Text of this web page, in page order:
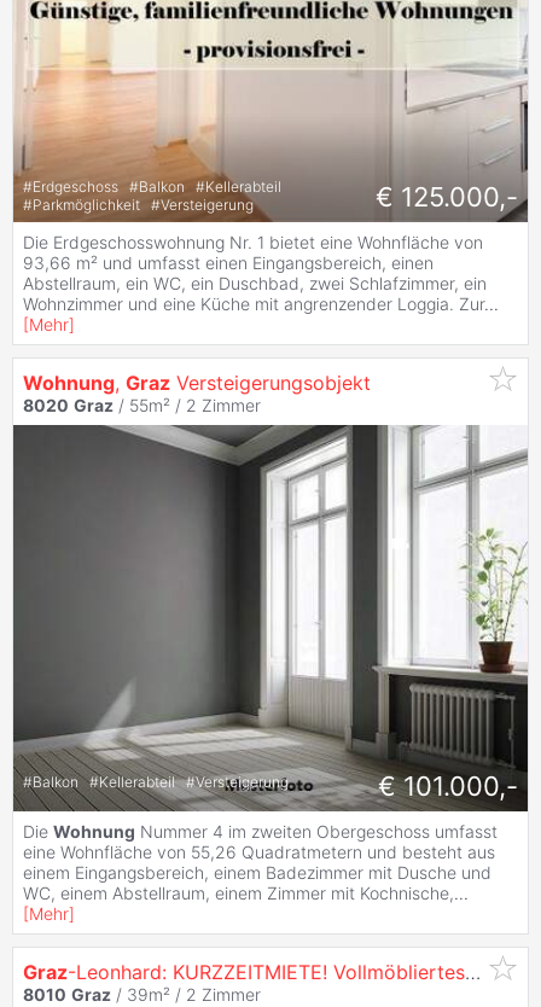
#Erdgeschoss #Balkon #Kellerabteil
#Parkmöglichkeit #Versteigerung € 125.000,-
Die Erdgeschosswohnung Nr. 1 bietet eine Wohnfläche von
93,66 m² und umfasst einen Eingangsbereich, einen
Abstellraum, ein WC, ein Duschbad, zwei Schlafzimmer, ein
Wohnzimmer und eine Küche mit angrenzender Loggia. Zur...
[Mehr]
Wohnung, Graz Versteigerungsobjekt
8020 Graz / 55m² / 2 Zimmer
#Balkon #Kellerabteil #Versteigerung € 101.000,-
Die Wohnung Nummer 4 im zweiten Obergeschoss umfasst
eine Wohnfläche von 55,26 Quadratmetern und besteht aus
einem Eingangsbereich, einem Badezimmer mit Dusche und
WC, einem Abstellraum, einem Zimmer mit Kochnische,...
[Mehr]
Graz-Leonhard: KURZZEITMIETE! Vollmöbliertes und ausgestattetes 2-Zimmer mit Innenhofbalkon - Nähe Schillerplatz und Universitäten, Tiefgarage mögl...
8010 Graz / 39m² / 2 Zimmer